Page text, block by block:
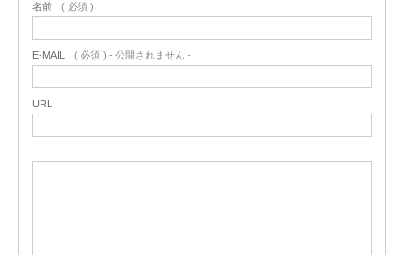
名前 ( 必須 )
E-MAIL ( 必須 ) - 公開されません -
URL